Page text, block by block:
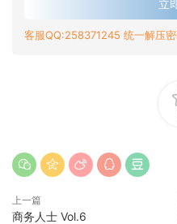
立
客服QQ:258371245 统一解压
上一篇
商务人士 Vol.6